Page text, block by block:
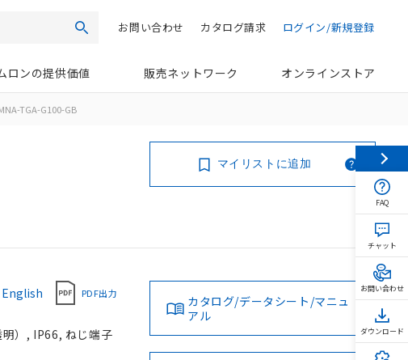
検索 ログイン/新規登録
カタログ請求
お問い合わせ
ロンの提供価値 販売ネットワーク オンラインストア
TGA-G100-GB
マイリストに追加
English PDF出力
）, IP66, ねじ端子
カタログ/データシート/マニュ
アル
FAQ
チャット
お問い合わせ
ダウンロード